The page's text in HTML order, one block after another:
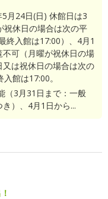
月24日(日) 休館日は3
祝休日の場合は次の平
終入館は17:00）、4月1
可（月曜が祝休日の場
は祝休日の場合は次の
館は17:00。
（3月31日まで：一般
）、4月1日から...